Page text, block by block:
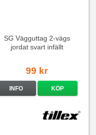
SG Vägguttag 2-vägs
jordat svart infällt
99 kr
INFO KÖP